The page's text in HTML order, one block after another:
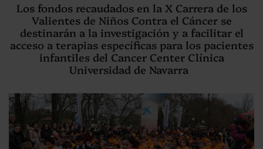
Los fondos recaudados en la X Carrera de los
Valientes de Niños Contra el Cáncer se
destinarán a la investigación y a facilitar el
acceso a terapias específicas para los pacientes
infantiles del Cancer Center Clínica
Universidad de Navarra